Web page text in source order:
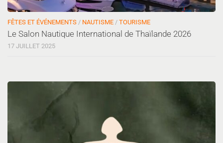
FÊTES ET ÉVÉNEMENTS / NAUTISME / TOURISME
Le Salon Nautique International de Thaïlande 2026
17 JUILLET 2025